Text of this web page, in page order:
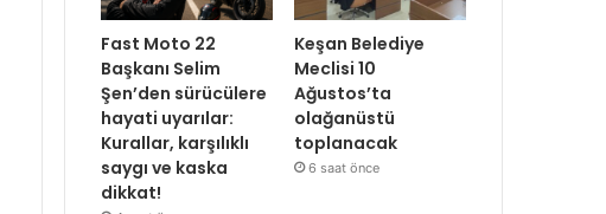
Fast Moto 22
Başkanı Selim
Şen’den sürücülere
hayati uyarılar:
Kurallar, karşılıklı
saygı ve kaska
dikkat!
Keşan Belediye
Meclisi 10
Ağustos’ta
olağanüstü
toplanacak
6 saat önce